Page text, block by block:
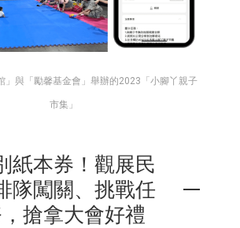
」與「勵馨基金會」舉辦的2023「小腳丫親子
市集」
紙本券！觀展民
隊闖關、挑戰任
搶拿大會好禮